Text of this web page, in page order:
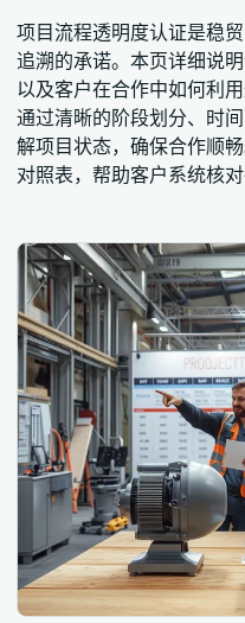
项目流程透明度认证是稳
追溯的承诺。本页详细说
以及客户在合作中如何利
通过清晰的阶段划分、时
解项目状态，确保合作顺
对照表，帮助客户系统核